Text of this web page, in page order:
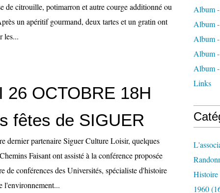
de citrouille, potimarron et autre courge additionné ou
un apéritif gourmand, deux tartes et un gratin ont
les...
26 OCTOBRE 18H
fêtes de SIGUER
dernier partenaire Siguer Culture Loisir, quelques
Faisant ont assisté à la conférence proposée
de conférences des Universités, spécialiste d'histoire
l'environnement...
Album
Album
Album
Album
Album
Links
1960